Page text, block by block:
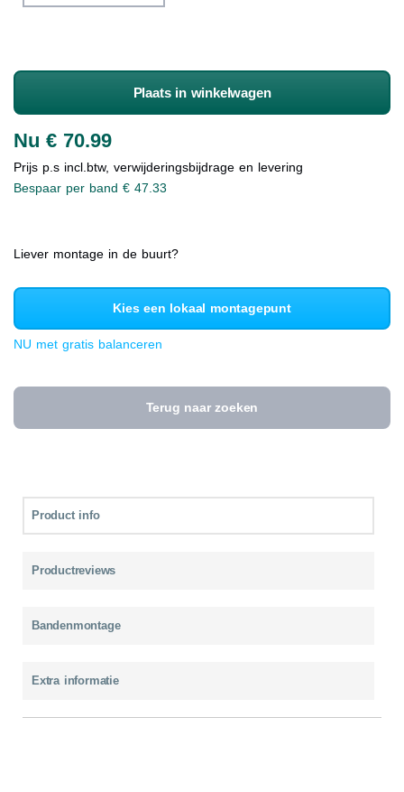
Plaats in winkelwagen
Nu € 70.99
Prijs p.s incl.btw, verwijderingsbijdrage en levering
Bespaar per band € 47.33
Liever montage in de buurt?
Kies een lokaal montagepunt
NU met gratis balanceren
Terug naar zoeken
Product info
Productreviews
Bandenmontage
Extra informatie